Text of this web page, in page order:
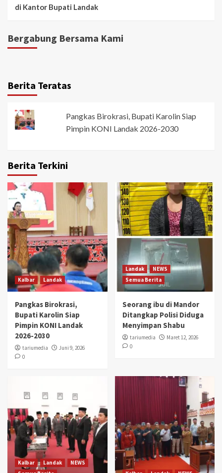
di Kantor Bupati Landak
Bergabung Bersama Kami
Berita Teratas
Pangkas Birokrasi, Bupati Karolin Siap
Pimpin KONI Landak 2026-2030
Berita Terkini
Kalbar Landak
Pangkas Birokrasi,
Bupati Karolin Siap
Pimpin KONI Landak
2026-2030
tariumedia
Juni 9, 2026
0
Landak
NEWS
Semua Berita
Seorang ibu di Mandor
Ditangkap Polisi Diduga
Menyimpan Shabu
tariumedia
Maret 12, 2026
0
Kalbar Landak
NEWS